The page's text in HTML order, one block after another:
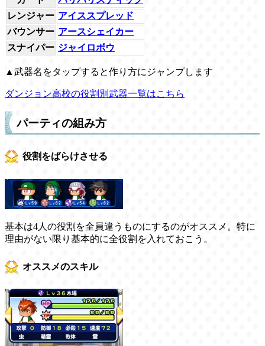
レンジャー アイススプレッド
バウンサー アースシェイカー
スナイパー ジャイロボウ
▲武器名をタップすると作り方にジャンプします
ダンジョン高校の役割別武器一覧はこちら
パーティの組み方
役割をばらけさせる
基本は4人の役割を全員違うものにするのがオススメ。特に
理由がない限り基本的に全役割を入れておこう。
オススメのスキル